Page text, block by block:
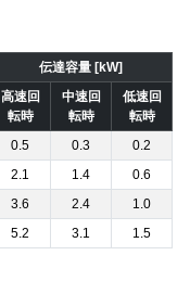
伝達容量 [kW]
高速回
転時
中速回
転時
低速回
転時
0.5 0.3
0.2
2.1 1.4
0.6
3.6 2.4
1.0
5.2 3.1 1.5